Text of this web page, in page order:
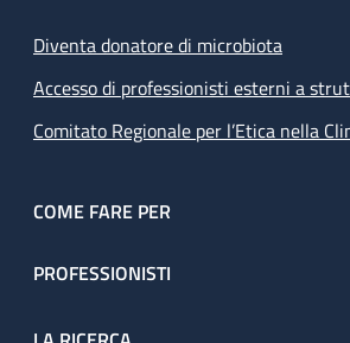
Diventa donatore di microbiota
Accesso di professionisti esterni a
Comitato Regionale per l’Etica nella
COME FARE PER
PROFESSIONISTI